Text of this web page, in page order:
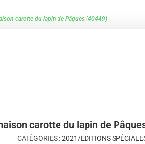
carotte du lapin de Pâques (40449)
carotte du lapin de
CATÉGORIES :2021 /EDITIONS